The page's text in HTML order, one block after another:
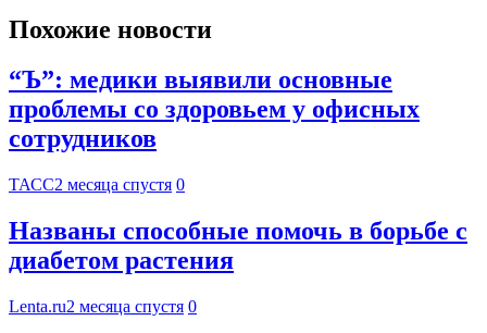
Похожие новости
“Ъ”: медики выявили основные
проблемы со здоровьем у офисных
сотрудников
ТАСС2 месяца спустя 0
Названы способные помочь в борьбе с
диабетом растения
Lenta.ru2 месяца спустя 0